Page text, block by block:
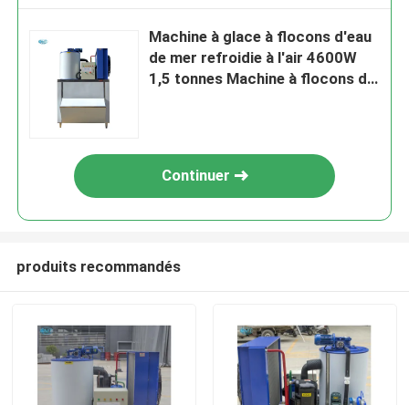
Machine à glace à flocons d'eau
de mer refroidie à l'air 4600W
1,5 tonnes Machine à flocons de
Continuer
produits recommandés